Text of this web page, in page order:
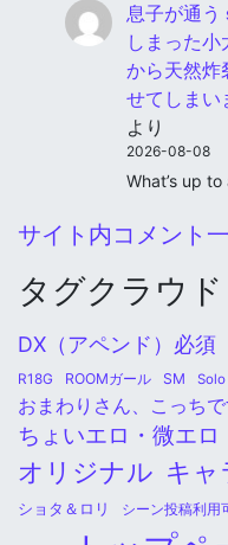
息子が通う
しまった
から天然炸
せてしまい
より
2026-08-08
What’s up
サイト内コメント
タグクラウド
DX（アペンド）必須
R18G ROOMガール SM Solo
おまわりさん、こっちで
ちょいエロ・微エロ
オリジナル キャ
ショタ＆ロリ シーン投稿利用